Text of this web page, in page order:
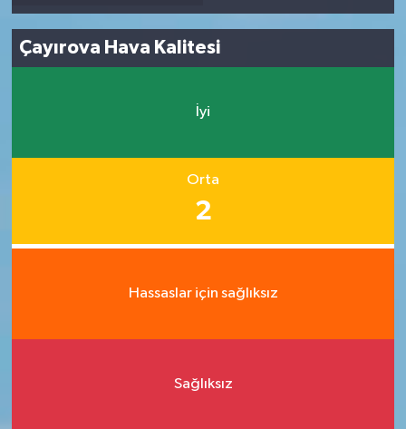
Çayırova Hava Kalitesi
İyi
Orta
2
Hassaslar için sağlıksız
Sağlıksız